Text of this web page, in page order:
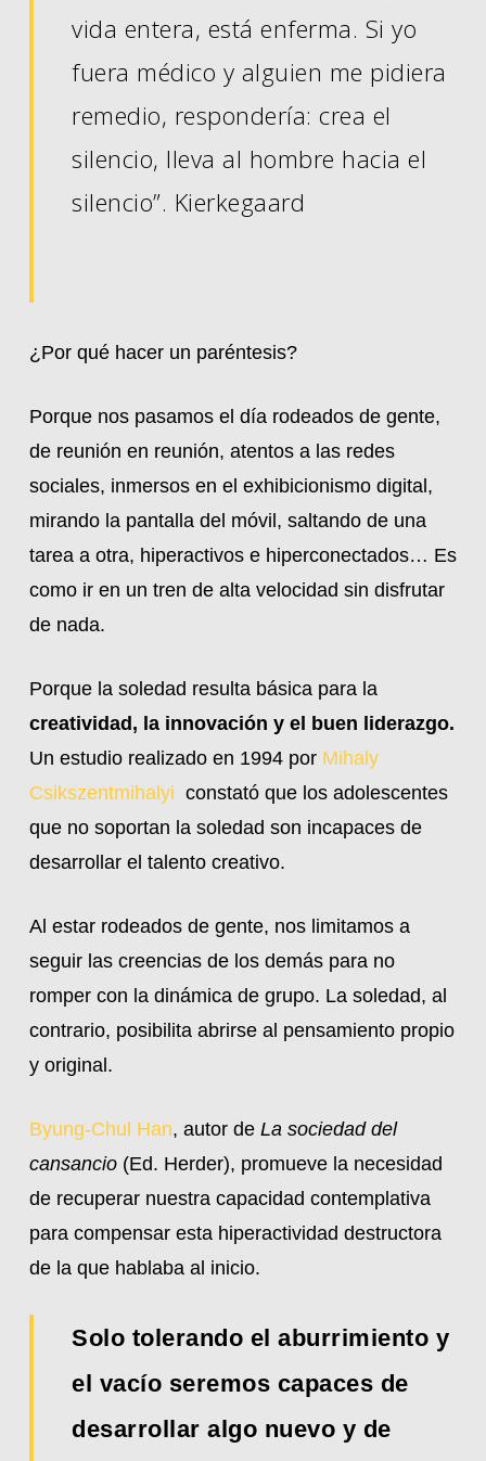
vida entera, está enferma. Si yo
fuera médico y alguien me pidiera
remedio, respondería: crea el
silencio, lleva al hombre hacia el
silencio”. Kierkegaard
¿Por qué hacer un paréntesis?
Porque nos pasamos el día rodeados de gente,
de reunión en reunión, atentos a las redes
sociales, inmersos en el exhibicionismo digital,
mirando la pantalla del móvil, saltando de una
tarea a otra, hiperactivos e hiperconectados… Es
como ir en un tren de alta velocidad sin disfrutar
de nada.
Porque la soledad resulta básica para la
creatividad, la innovación y el buen liderazgo.
Un estudio realizado en 1994 por Mihaly
Csikszentmihalyi constató que los adolescentes
que no soportan la soledad son incapaces de
desarrollar el talento creativo.
Al estar rodeados de gente, nos limitamos a
seguir las creencias de los demás para no
romper con la dinámica de grupo. La soledad, al
contrario, posibilita abrirse al pensamiento propio
y original.
Byung-Chul Han, autor deLa sociedad del
cansancio(Ed. Herder), promueve la necesidad
de recuperar nuestra capacidad contemplativa
para compensar esta hiperactividad destructora
de la que hablaba al inicio.
Solo tolerando el aburrimiento y
el vacío seremos capaces de
desarrollar algo nuevo y de